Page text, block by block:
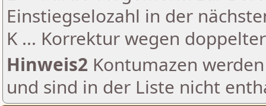
Einstiegselozahl in der
K ... Korrektur wegen
Hinweis2 Kontumazen
und sind in der Liste nicht